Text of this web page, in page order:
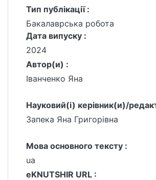
Тип публікації :
Бакалаврська робота
Дата випуску :
2024
Автор(и) :
Іванченко Яна
Науковий(і) керівник(и)/
Запека Яна Григорівна
Мова основного тексту :
ua
eKNUTSHIR URL :